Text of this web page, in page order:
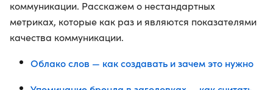
коммуникации. Расскажем о нестандартных
метриках, которые как раз и являются показателями
качества коммуникации.
Облако слов — как создавать и зачем это нужно